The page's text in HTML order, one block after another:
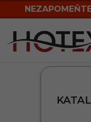
Značky TDS